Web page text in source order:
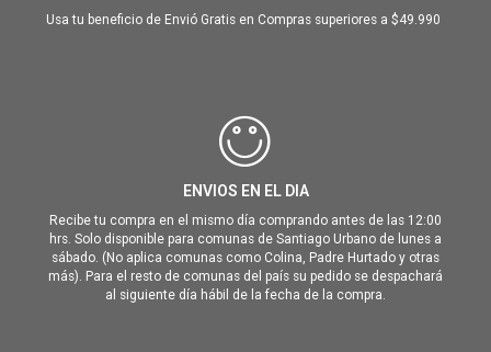
Usa tu beneficio de Envió Gratis en Compras superiores a $49.990
ENVIOS EN EL DIA
Recibe tu compra en el mismo día comprando antes de las 12:00
hrs. Solo disponible para comunas de Santiago Urbano de lunes a
sábado. (No aplica comunas como Colina, Padre Hurtado y otras
más). Para el resto de comunas del país su pedido se despachará
al siguiente día hábil de la fecha de la compra.